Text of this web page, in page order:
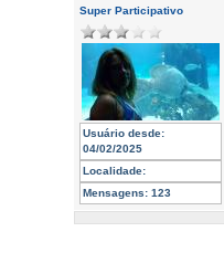
Super Participativo
Usuário desde:
04/02/2025
Localidade:
Mensagens: 123